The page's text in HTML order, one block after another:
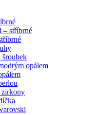
– stříbrné
šroubek
opálem
zirkony